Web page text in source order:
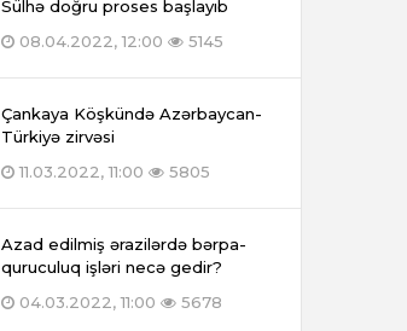
Sülhə doğru proses başlayıb
08.04.2022, 12:00
5145
Çankaya Köşkündə Azərbaycan-
Türkiyə zirvəsi
11.03.2022, 11:00
5805
Azad edilmiş ərazilərdə bərpa-
quruculuq işləri necə gedir?
04.03.2022, 11:00
5678